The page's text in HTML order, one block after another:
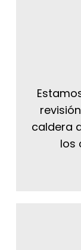
caldera
los